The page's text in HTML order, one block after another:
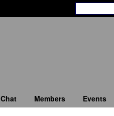
Chat Members Events